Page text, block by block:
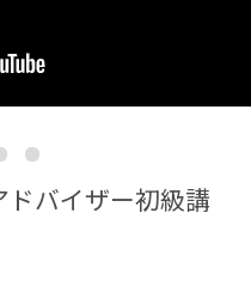
バイザー初級講